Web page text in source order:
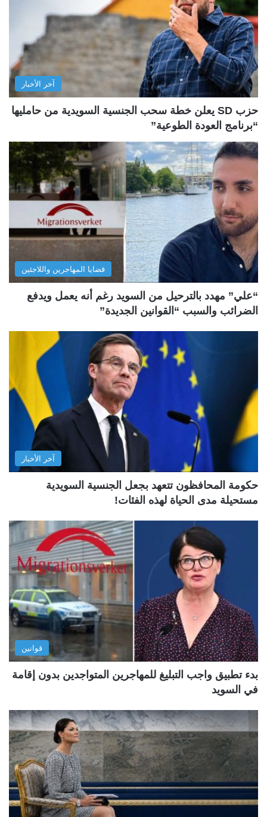
آخر الأخبار
حزب SD يعلن خطة سحب الجنسية السويدية من حامليها
“برنامج العودة الطوعية”
قضايا المهاجرين واللاجئين
“علي” مهدد بالترحيل من السويد رغم أنه يعمل ويدفع
الضرائب والسبب “القوانين الجديدة”
آخر الأخبار
حكومة المحافظون تتعهد بجعل الجنسية السويدية
مستحيلة مدى الحياة لهذه الفئات!
قوانين
بدء تطبيق واجب التبليغ للمهاجرين المتواجدين بدون إقامة
في السويد